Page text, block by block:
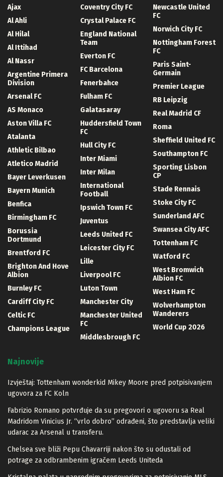
Ajax
Al Ahli
Al Hilal
Al Ittihad
Al Nassr
Argentine Primera
Division
Arsenal FC
AS Monaco
Aston Villa FC
Atalanta
Athletic Bilbao
Atletico Madrid
Bayer Leverkusen
Bayern Munich
Benfica
Birmingham FC
Borussia
Dortmund
Brentford FC
Brighton And Hove
Albion
Burnley FC
Cardiff City FC
Celtic FC
Champions League
Coventry City FC
Crystal Palace FC
England National
Team
Everton FC
FC Barcelona
Fenerbahce
Fulham FC
Galatasaray
Huddersfield Town
FC
Hull City FC
Inter Miami
Inter Milan
International
Football
Ipswich Town FC
Juventus
Leeds United FC
Leicester City FC
Lille
Liverpool FC
Luton Town
Manchester City
Manchester United
FC
Middlesbrough FC
Newcastle United
FC
Norwich City FC
Nottingham Forest
FC
Paris Saint-
Germain
Premier League
RB Leipzig
Real Madrid CF
Roma
Sheffield United FC
Southampton FC
Sporting Lisbon
CP
Stade Rennais
Stoke City FC
Sunderland AFC
Swansea City AFC
Tottenham FC
Watford FC
West Bromwich
Albion FC
West Ham FC
Wolverhampton
Wanderers
World Cup 2026
Najnovije
Izvještaj: Tottenham wonderkid Mikey Moore pred potpisivanjem
ugovora za FC Koln
Fabrizio Romano potvrđuje da su pregovori o ugovoru sa Real
Madridom Vinicius Jr. “vrlo dobro” odrađeni, što predstavlja veliki
udarac za Arsenal u transferu.
Chelsea sve bliži Pepu Chavarriji nakon što su odustali od
potrage za odbrambenim igračem Leeds Uniteda